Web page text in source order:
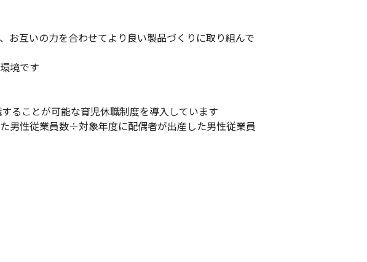
お互いの力を合わせてより良い製品づくりに取り組んで
境です
ることが可能な育児休職制度を導入しています
男性従業員数÷対象年度に配偶者が出産した男性従業員